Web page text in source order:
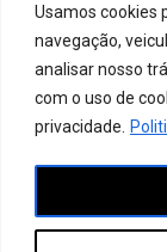
Usamos cookies
navegação,
analisar nosso
com o uso de
privacidade.
Ao
Termos de
pode conter
AdSense, e
comissão
conteúdo
por direitos